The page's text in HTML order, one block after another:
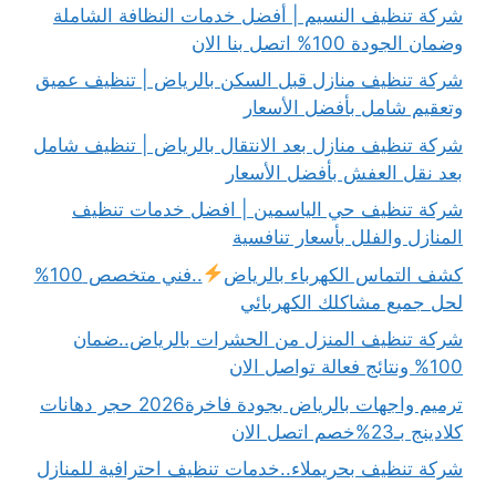
شركة تنظيف النسيم | أفضل خدمات النظافة الشاملة
وضمان الجودة 100% اتصل بنا الان
شركة تنظيف منازل قبل السكن بالرياض | تنظيف عميق
وتعقيم شامل بأفضل الأسعار
شركة تنظيف منازل بعد الانتقال بالرياض | تنظيف شامل
بعد نقل العفش بأفضل الأسعار
شركة تنظيف حي الياسمين | افضل خدمات تنظيف
المنازل والفلل بأسعار تنافسية
كشف التماس الكهرباء بالرياض
..فني متخصص 100%
لحل جميع مشاكلك الكهربائي
شركة تنظيف المنزل من الحشرات بالرياض..ضمان
100% ونتائج فعالة تواصل الان
ترميم واجهات بالرياض بجودة فاخرة2026 حجر دهانات
كلادينج بـ23%خصم اتصل الان
شركة تنظيف بحريملاء..خدمات تنظيف احترافية للمنازل